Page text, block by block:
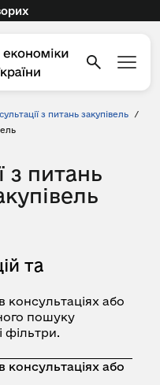
з питань закупівель
/
з питань
та
консультаціях або
пошуку
фільтри.
консультаціях або